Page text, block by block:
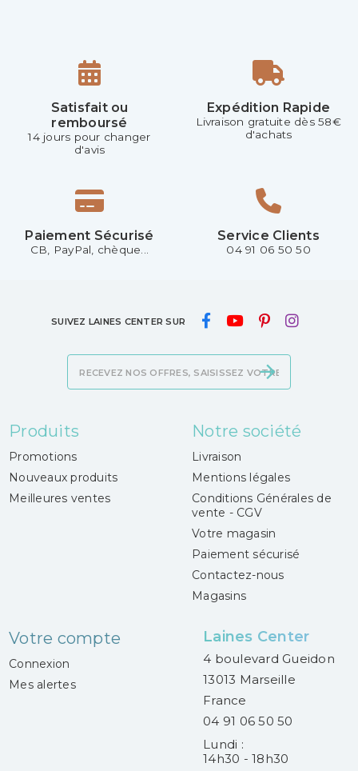
Satisfait ou
remboursé
14 jours pour changer
d'avis
Expédition Rapide
Livraison gratuite dès 58€
d'achats
Paiement Sécurisé
CB, PayPal, chèque...
Service Clients
04 91 06 50 50
SUIVEZ LAINES CENTER SUR
Produits
Promotions
Nouveaux produits
Meilleures ventes
Notre société
Livraison
Mentions légales
Conditions Générales de
vente - CGV
Votre magasin
Paiement sécurisé
Contactez-nous
Magasins
Votre compte
Connexion
Mes alertes
Laines Center
4 boulevard Gueidon
13013 Marseille
France
04 91 06 50 50
Lundi :
14h30 - 18h30